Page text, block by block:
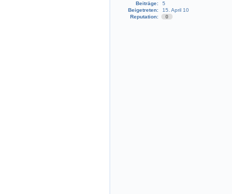
Beiträge:
5
Beigetreten:
15. April 10
Reputation:
0